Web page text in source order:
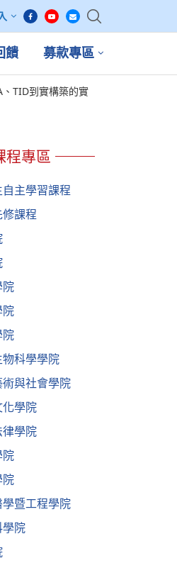
饋 募款專區
TID到實構築的實
程專區
主學習課程
課程
院
院
院
科學學院
術與社會學院
學院
學院
院
院
學暨工程學院
學院